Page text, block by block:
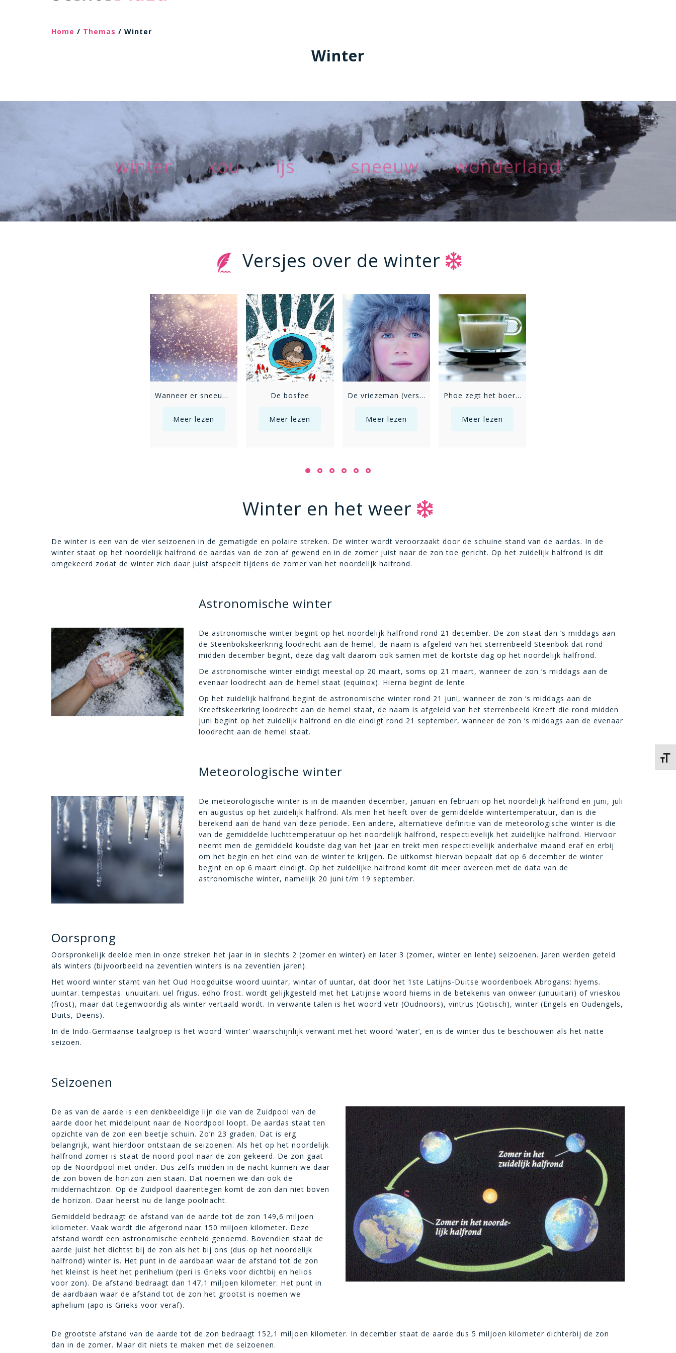
Home / Themas / Winter
Winter
winter kou ijs sneeuw wonderland
Versjes over de winter
Wanneer er sneeuwvlokken vallen
Meer lezen
De bosfee
Meer lezen
De vriezeman (versie 3)
Meer lezen
Phoe zegt het boerenveulentje
Meer lezen
Winter en het weer
De winter is een van de vier seizoenen in de gematigde en polaire streken. De winter wordt veroorzaakt door de schuine stand van de aardas. In de
winter staat op het noordelijk halfrond de aardas van de zon af gewend en in de zomer juist naar de zon toe gericht. Op het zuidelijk halfrond is dit
omgekeerd zodat de winter zich daar juist afspeelt tijdens de zomer van het noordelijk halfrond.
Astronomische winter
De astronomische winter begint op het noordelijk halfrond rond 21 december. De zon staat dan ‘s middags aan
de Steenbokskeerkring loodrecht aan de hemel, de naam is afgeleid van het sterrenbeeld Steenbok dat rond
midden december begint, deze dag valt daarom ook samen met de kortste dag op het noordelijk halfrond.
De astronomische winter eindigt meestal op 20 maart, soms op 21 maart, wanneer de zon ‘s middags aan de
evenaar loodrecht aan de hemel staat (equinox). Hierna begint de lente.
Op het zuidelijk halfrond begint de astronomische winter rond 21 juni, wanneer de zon ‘s middags aan de
Kreeftskeerkring loodrecht aan de hemel staat, de naam is afgeleid van het sterrenbeeld Kreeft die rond midden
juni begint op het zuidelijk halfrond en die eindigt rond 21 september, wanneer de zon ‘s middags aan de evenaar
loodrecht aan de hemel staat.
Meteorologische winter
De meteorologische winter is in de maanden december, januari en februari op het noordelijk halfrond en juni, juli
en augustus op het zuidelijk halfrond. Als men het heeft over de gemiddelde wintertemperatuur, dan is die
berekend aan de hand van deze periode. Een andere, alternatieve definitie van de meteorologische winter is die
van de gemiddelde luchttemperatuur op het noordelijk halfrond, respectievelijk het zuidelijke halfrond. Hiervoor
neemt men de gemiddeld koudste dag van het jaar en trekt men respectievelijk anderhalve maand eraf en erbij
om het begin en het eind van de winter te krijgen. De uitkomst hiervan bepaalt dat op 6 december de winter
begint en op 6 maart eindigt. Op het zuidelijke halfrond komt dit meer overeen met de data van de
astronomische winter, namelijk 20 juni t/m 19 september.
Oorsprong
Oorspronkelijk deelde men in onze streken het jaar in in slechts 2 (zomer en winter) en later 3 (zomer, winter en lente) seizoenen. Jaren werden geteld
als winters (bijvoorbeeld na zeventien winters is na zeventien jaren).
Het woord winter stamt van het Oud Hoogduitse woord uuintar, wintar of uuntar, dat door het 1ste Latijns-Duitse woordenboek Abrogans: hyems.
uuintar. tempestas. unuuitari. uel frigus. edho frost. wordt gelijkgesteld met het Latijnse woord hiems in de betekenis van onweer (unuuitari) of vrieskou
(frost), maar dat tegenwoordig als winter vertaald wordt. In verwante talen is het woord vetr (Oudnoors), vintrus (Gotisch), winter (Engels en Oudengels,
Duits, Deens).
In de Indo-Germaanse taalgroep is het woord ‘winter’ waarschijnlijk verwant met het woord ‘water’, en is de winter dus te beschouwen als het natte
seizoen.
Seizoenen
De as van de aarde is een denkbeeldige lijn die van de Zuidpool van de
aarde door het middelpunt naar de Noordpool loopt. De aardas staat ten
opzichte van de zon een beetje schuin. Zo’n 23 graden. Dat is erg
belangrijk, want hierdoor ontstaan de seizoenen. Als het op het noordelijk
halfrond zomer is staat de noord pool naar de zon gekeerd. De zon gaat
op de Noordpool niet onder. Dus zelfs midden in de nacht kunnen we daar
de zon boven de horizon zien staan. Dat noemen we dan ook de
middernachtzon. Op de Zuidpool daarentegen komt de zon dan niet boven
de horizon. Daar heerst nu de lange poolnacht.
Gemiddeld bedraagt de afstand van de aarde tot de zon 149,6 miljoen
kilometer. Vaak wordt die afgerond naar 150 miljoen kilometer. Deze
afstand wordt een astronomische eenheid genoemd. Bovendien staat de
aarde juist het dichtst bij de zon als het bij ons (dus op het noordelijk
halfrond) winter is. Het punt in de aardbaan waar de afstand tot de zon
het kleinst is heet het perihelium (peri is Grieks voor dichtbij en helios
voor zon). De afstand bedraagt dan 147,1 miljoen kilometer. Het punt in
de aardbaan waar de afstand tot de zon het grootst is noemen we
aphelium (apo is Grieks voor veraf).
De grootste afstand van de aarde tot de zon bedraagt 152,1 miljoen kilometer. In december staat de aarde dus 5 miljoen kilometer dichterbij de zon
dan in de zomer. Maar dit niets te maken met de seizoenen.